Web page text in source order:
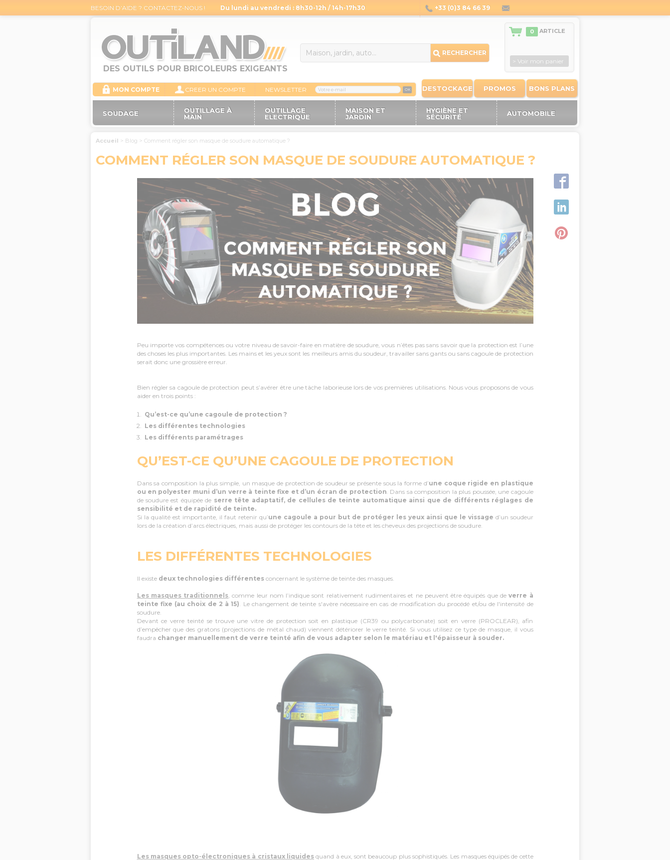
BESOIN D’AIDE ? CONTACTEZ-NOUS ! Du lundi au vendredi : 8h30-12h / 14h-17h30 +33 (0)3 84 66 39
DES OUTILS POUR BRICOLEURS EXIGEANTS
DESTOCKAGE PROMOS BONS PLANS
MON COMPTE CREER UN COMPTE NEWSLETTER OK
RECHERCHER
0 ARTICLE
> Voir mon panier
SOUDAGE
OUTILLAGE À
MAIN
OUTILLAGE
ELECTRIQUE
MAISON ET
JARDIN
HYGIÈNE ET
SÉCURITÉ
AUTOMOBILE
Accueil > Blog > Comment régler son masque de soudure automatique ?
COMMENT RÉGLER SON MASQUE DE SOUDURE AUTOMATIQUE ?
Peu importe vos compétences ou votre niveau de savoir-faire en matière de soudure, vous n’êtes pas sans savoir que la protection est l’une
des choses les plus importantes. Les mains et les yeux sont les meilleurs amis du soudeur, travailler sans gants ou sans cagoule de protection
serait donc une grossière erreur.
Bien régler sa cagoule de protection peut s’avérer être une tâche laborieuse lors de vos premières utilisations. Nous vous proposons de vous
aider en trois points :
Qu’est-ce qu’une cagoule de protection ?
Les différentes technologies
Les différents paramétrages
QU’EST-CE QU’UNE CAGOULE DE PROTECTION
Dans sa composition la plus simple, un masque de protection de soudeur se présente sous la forme d’une coque rigide en plastique
ou en polyester muni d’un verre à teinte fixe et d’un écran de protection. Dans sa composition la plus poussée, une cagoule
de soudure est équipée de serre tête adaptatif, de cellules de teinte automatique ainsi que de différents réglages de
sensibilité et de rapidité de teinte.
Si la qualité est importante, il faut retenir qu’une cagoule a pour but de protéger les yeux ainsi que le vissage d’un soudeur
lors de la création d’arcs électriques, mais aussi de protéger les contours de la tête et les cheveux des projections de soudure.
LES DIFFÉRENTES TECHNOLOGIES
Il existe deux technologies différentesconcernant le système de teinte des masques.
Les masques traditionnels, comme leur nom l’indique sont relativement rudimentaires et ne peuvent être équipés que deverre à
teinte fixe (au choix de 2 à 15). Le changement de teinte s'avère nécessaire en cas de modification du procédé et/ou de l'intensité de
soudure.
Devant ce verre teinté se trouve une vitre de protection soit en plastique (CR39 ou polycarbonate) soit en verre (PROCLEAR), afin
d’empêcher que des gratons (projections de métal chaud) viennent détériorer le verre teinté. Si vous utilisez ce type de masque, il vous
faudra changer manuellement de verre teinté afin de vous adapter selon le matériau et l'épaisseur à souder.
Les masques opto-électroniques à cristaux liquidesquand à eux, sont beaucoup plus sophistiqués. Les masques équipés de cette